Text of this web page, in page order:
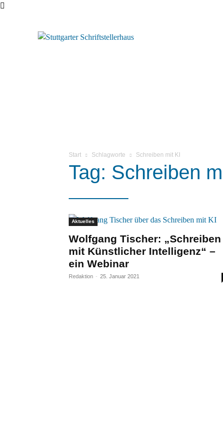
Start Schlagworte Schreiben mit KI
Tag: Schreiben
Aktuelles
Wolfgang Tischer: „Schreiben
mit Künstlicher Intelligenz“ –
ein Webinar
Redaktion - 25. Januar 2021